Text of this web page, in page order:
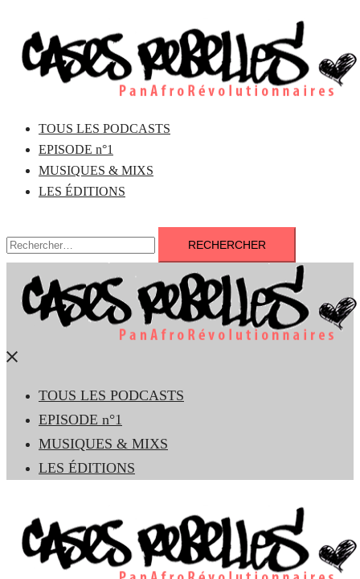
contenu
TOUS LES PODCASTS
EPISODE n°1
MUSIQUES & MIXS
LES ÉDITIONS
Rechercher :
Fermer
menu
TOUS LES PODCASTS
EPISODE n°1
MUSIQUES & MIXS
LES ÉDITIONS